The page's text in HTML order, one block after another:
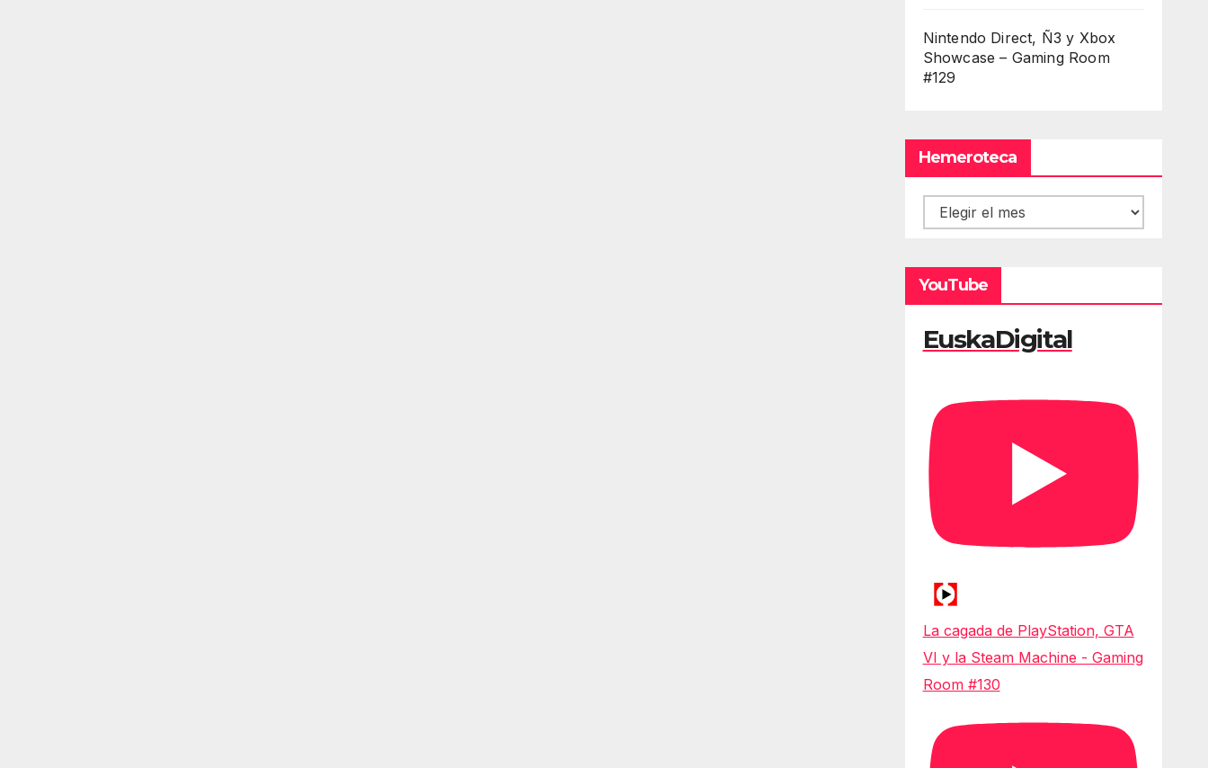
Nintendo Direct, Ñ3 y Xbox
Showcase – Gaming Room
#129
Hemeroteca
Hemeroteca
YouTube
EuskaDigital
La cagada de PlayStation, GTA
VI y la Steam Machine - Gaming
Room #130